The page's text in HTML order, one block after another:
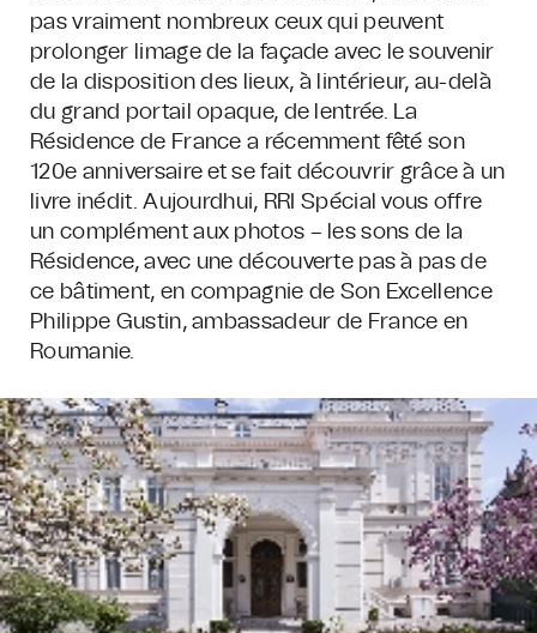
pas vraiment nombreux ceux qui peuvent
prolonger limage de la façade avec le souvenir
de la disposition des lieux, à lintérieur, au-delà
du grand portail opaque, de lentrée. La
Résidence de France a récemment fêté son
120e anniversaire et se fait découvrir grâce à un
livre inédit. Aujourdhui, RRI Spécial vous offre
un complément aux photos – les sons de la
Résidence, avec une découverte pas à pas de
ce bâtiment, en compagnie de Son Excellence
Philippe Gustin, ambassadeur de France en
Roumanie.